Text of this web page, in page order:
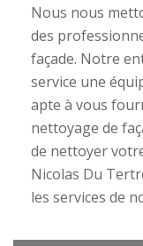
Nous nous
des
façade. Notre
service une
apte à vous
nettoyage de
de nettoyer
Nicolas Du
les services de